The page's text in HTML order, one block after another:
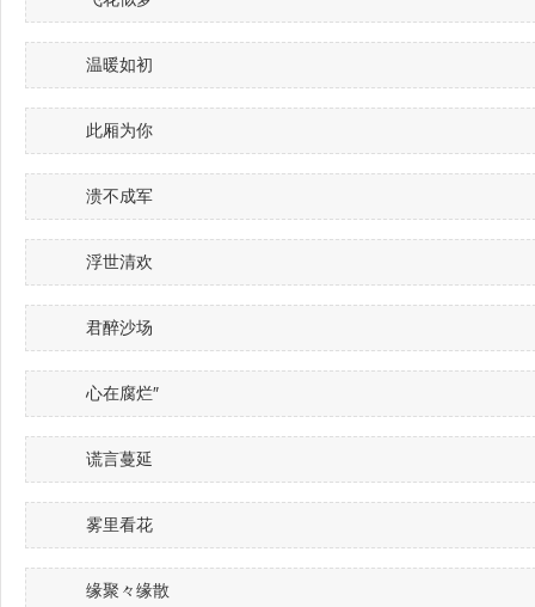
温暖如初
此厢为你
溃不成军
浮世清欢
君醉沙场
心在腐烂″
谎言蔓延
雾里看花
缘聚々缘散